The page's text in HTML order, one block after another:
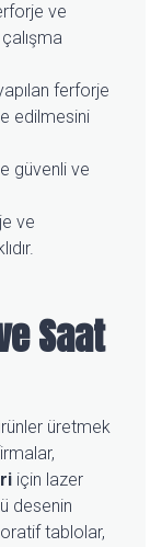
ve
ferforje
edilmesini
güvenli ve
ve
Saat
üretmek
için lazer
desenin
tablolar,